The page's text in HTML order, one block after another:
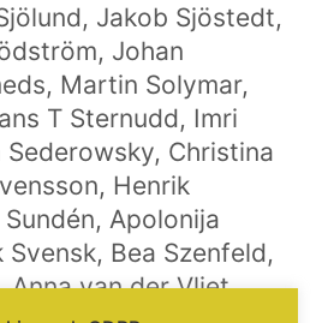
Jakob Sjöstedt,
Johan
Martin Solymar,
T Sternudd, Imri
Christina
Henrik
Apolonija
Bea Szenfeld,
Anna van der Vliet,
här!